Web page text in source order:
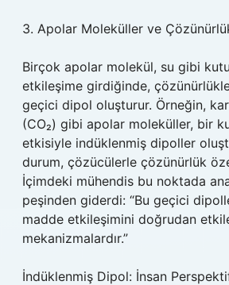
3. Apolar Moleküller ve
Birçok apolar molekül, su gibi
etkileşime girdiğinde,
geçici dipol oluşturur. Örneğin,
(CO₂) gibi apolar moleküller, bir
etkisiyle indüklenmiş dipoller
durum, çözücülerle çözünürlük
İçimdeki mühendis bu noktada
peşinden giderdi: “Bu geçici
madde etkileşimini doğrudan
mekanizmalardır.”
İndüklenmiş Dipol: İnsan